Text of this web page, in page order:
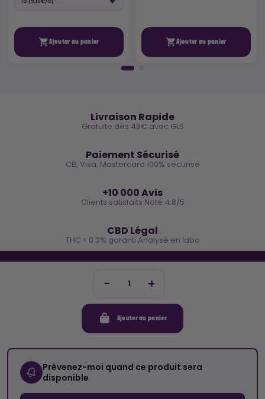
Ajouter au panier
Prévenez-moi quand ce produit sera
disponible
Ajouter au panier Ajouter au panier
Livraison Rapide
Gratuite dès 49€ avec GLS
Paiement Sécurisé
CB, Visa, Mastercard 100% sécurisé
+10 000 Avis
Clients satisfaits Noté 4.8/5
CBD Légal
THC < 0.3% garanti Analysé en labo
Inscris-toi et reçois -10€ sur ta prochaine commande
Cocorikush
Top Catégories